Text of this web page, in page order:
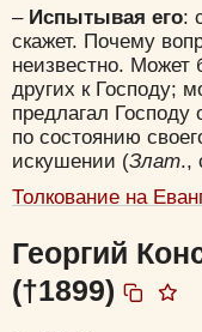
– Испытывая его:
скажет. Почему
неизвестно.
других к Господу;
предлагал
по состоянию
искушении (Злат.,
Толкование на
Георгий
(†1899)